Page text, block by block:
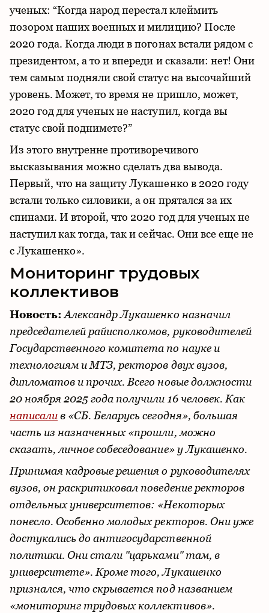
ученых: “Когда народ перестал клеймить
позором наших военных и милицию? После
2020 года. Когда люди в погонах встали рядом с
президентом, а то и впереди и сказали: нет! Они
тем самым подняли свой статус на высочайший
уровень. Может, то время не пришло, может,
2020 год для ученых не наступил, когда вы
статус свой поднимете?”
Из этого внутренне противоречивого
высказывания можно сделать два вывода.
Первый, что на защиту Лукашенко в 2020 году
встали только силовики, а он прятался за их
спинами. И второй, что 2020 год для ученых не
наступил как тогда, так и сейчас. Они все еще не
с Лукашенко».
Мониторинг трудовых
коллективов
Новость: Александр Лукашенко назначил
председателей райисполкомов, руководителей
Государственного комитета по науке и
технологиям и МТЗ, ректоров двух вузов,
дипломатов и прочих. Всего новые должности
20 ноября 2025 года получили 16 человек. Как
написалив «СБ. Беларусь сегодня», большая
часть из назначенных «прошли, можно
сказать, личное собеседование» у Лукашенко.
Принимая кадровые решения о руководителях
вузов, он раскритиковал поведение ректоров
отдельных университетов: «Некоторых
понесло. Особенно молодых ректоров. Они уже
достукались до антигосударственной
политики. Они стали "царьками" там, в
университете». Кроме того, Лукашенко
признался, что скрывается под названием
«мониторинг трудовых коллективов».